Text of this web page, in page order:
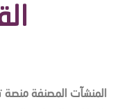
المنشآت المصنفة